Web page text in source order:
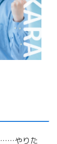
……やりた